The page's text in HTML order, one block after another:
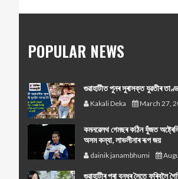
POPULAR NEWS
গুৱাহাটীত পুনৰ সুৰাসক্ত যুৱতীৰ
Kakali Deka March 27,
কমনৱেলথ গেমছৰ কঠিন যুঁজত
অসম কন্যা, লাভলীনাৰ ৰূপ জয়
dainik janambhumi
গুৱাহাটীৰ পৰা বন্ধুৰ সৈতে ফুৰিবলৈ